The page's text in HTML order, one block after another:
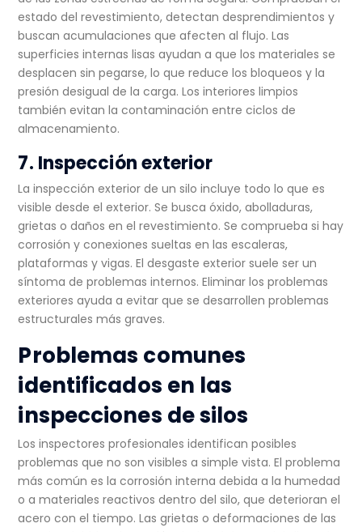
estado del revestimiento, detectan desprendimientos y
buscan acumulaciones que afecten al flujo. Las
superficies internas lisas ayudan a que los materiales se
desplacen sin pegarse, lo que reduce los bloqueos y la
presión desigual de la carga. Los interiores limpios
también evitan la contaminación entre ciclos de
almacenamiento.
7. Inspección exterior
La inspección exterior de un silo incluye todo lo que es
visible desde el exterior. Se busca óxido, abolladuras,
grietas o daños en el revestimiento. Se comprueba si hay
corrosión y conexiones sueltas en las escaleras,
plataformas y vigas. El desgaste exterior suele ser un
síntoma de problemas internos. Eliminar los problemas
exteriores ayuda a evitar que se desarrollen problemas
estructurales más graves.
Problemas comunes
identificados en las
inspecciones de silos
Los inspectores profesionales identifican posibles
problemas que no son visibles a simple vista. El problema
más común es la corrosión interna debida a la humedad
o a materiales reactivos dentro del silo, que deterioran el
acero con el tiempo. Las grietas o deformaciones de las